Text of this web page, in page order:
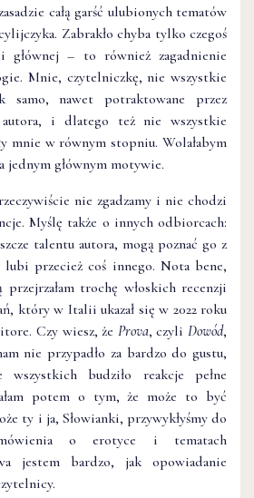
całą garść ulubionych tematów
Zabrakło chyba tylko czegoś
głównej – to również zagadnienie
Mnie, czytelniczkę, nie wszystkie
samo, nawet potraktowane przez
autora, i dlatego też nie wszystkie
mnie w równym stopniu. Wolałabym
jednym głównym motywie.
nie zgadzamy i nie chodzi
Myślę także o innych odbiorcach:
talentu autora, mogą poznać go z
przecież coś innego. Nota bene,
przejrzałam trochę włoskich recenzji
który w Italii ukazał się w 2022 roku
Czy wiesz, że Prova, czyli Dowód,
nie przypadło za bardzo do gustu,
wszystkich budziło reakcje pełne
potem o tym, że może to być
ty i ja, Słowianki, przywykłyśmy do
o erotyce i tematach
jestem bardzo, jak opowiadanie